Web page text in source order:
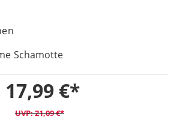
Schamotte
17,99 €
21,09 €